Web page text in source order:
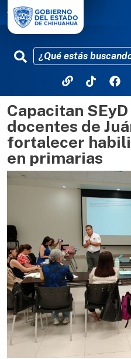
Capacitan
docentes de
fortalecer
en primarias